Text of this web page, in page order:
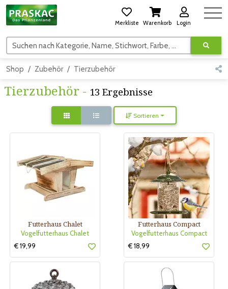
Merkliste Warenkorb Login
Suchen nach Kategorie, Name, Stichwort, Farbe, usw.
Shop Zubehör Tierzubehör
Tierzubehör - 13 Ergebnisse
Sortieren
Futterhaus Chalet
Vogelfutterhaus Chalet
€ 19,99
Futterhaus Compact
Vogelfutterhaus Compact
€ 18,99